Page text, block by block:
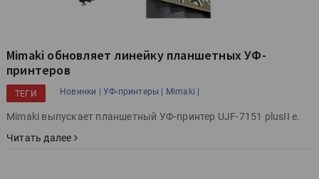
Mimaki обновляет линейку планшетных УФ-
принтеров
ТЕГИ Новинки | УФ-принтеры | Mimaki |
Mimaki выпускает планшетный УФ-принтер UJF-7151 plusII e.
Читать далее